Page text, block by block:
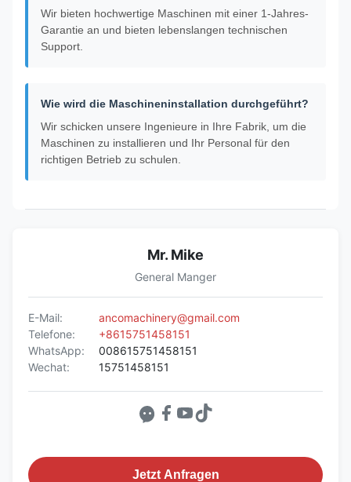
Wir bieten hochwertige Maschinen mit einer 1-Jahres-
Garantie an und bieten lebenslangen technischen
Support.
Wie wird die Maschineninstallation durchgeführt?
Wir schicken unsere Ingenieure in Ihre Fabrik, um die
Maschinen zu installieren und Ihr Personal für den
richtigen Betrieb zu schulen.
Mr. Mike
General Manger
E-Mail:
ancomachinery@gmail.com
Telefone:
+8615751458151
WhatsApp:
008615751458151
Wechat:
15751458151
Jetzt Anfragen